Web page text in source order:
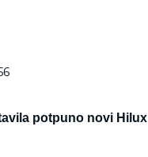
potpuno novi Hilux